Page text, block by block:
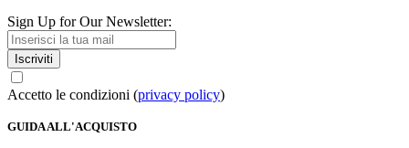
Sign Up for Our Newsletter:
Iscriviti
Accetto le condizioni (privacy policy)
GUIDA ALL'ACQUISTO